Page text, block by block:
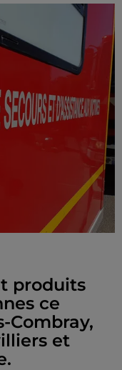
produits
ce
Combray,
et